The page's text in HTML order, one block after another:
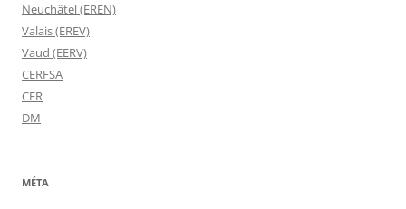
Neuchâtel (EREN)
Valais (EREV)
Vaud (EERV)
CERFSA
CER
DM
MÉTA